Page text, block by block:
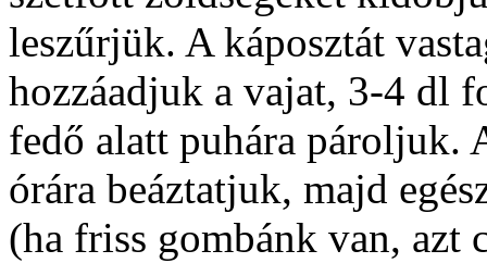
leszűrjük. A káposztát
hozzáadjuk a vajat, 3-4 dl
fedő alatt puhára pároljuk.
órára beáztatjuk, majd
(ha friss gombánk van, azt